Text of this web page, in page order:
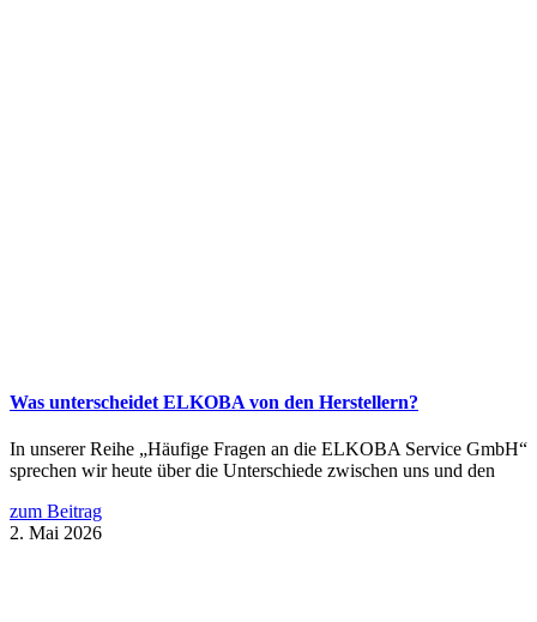
Was unterscheidet ELKOBA von den Herstellern?
In unserer Reihe „Häufige Fragen an die ELKOBA Service GmbH“
sprechen wir heute über die Unterschiede zwischen uns und den
zum Beitrag
2. Mai 2026